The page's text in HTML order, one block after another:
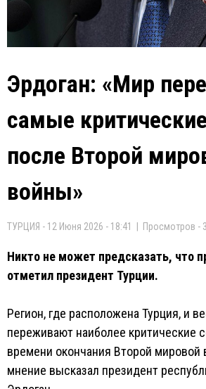
Эрдоган: «Мир
самые
после Второй
войны»
ТУРЦИЯ - 12 Июня 2026 - 18:41 | Просмотров -
Никто не может предсказать, что
отметил президент Турции.
Регион, где расположена Турция, и
переживают наиболее критические
времени окончания Второй мировой
мнение высказал президент